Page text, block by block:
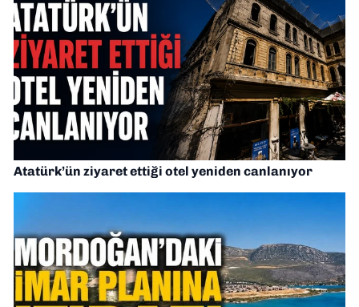
Atatürk’ün ziyaret ettiği otel yeniden canlanıyor